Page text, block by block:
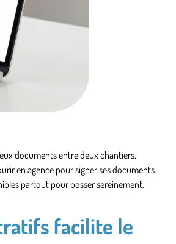
documents entre deux chantiers.
en agence pour signer ses documents.
partout pour bosser sereinement.
facilite le